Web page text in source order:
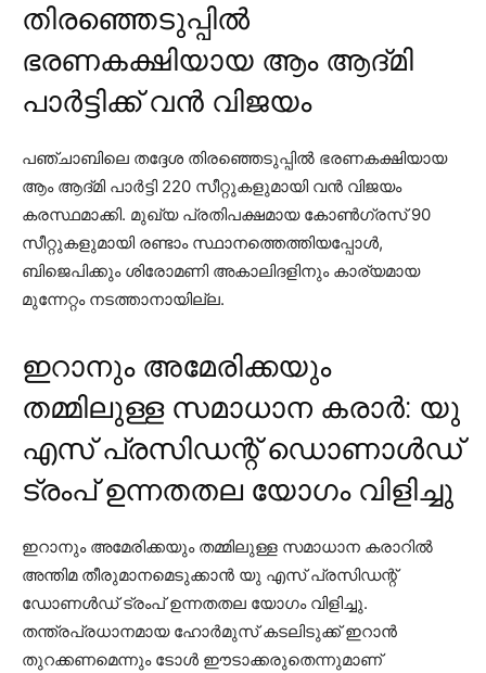
തിരഞ്ഞെടുപ്പില്‍
ഭരണകക്ഷിയായ ആം ആദ്മി
പാര്‍ട്ടിക്ക് വന്‍ വിജയം
പഞ്ചാബിലെ തദ്ദേശ തിരഞ്ഞെടുപ്പില്‍ ഭരണകക്ഷിയായ
ആം ആദ്മി പാര്‍ട്ടി 220 സീറ്റുകളുമായി വന്‍ വിജയം
കരസ്ഥമാക്കി. മുഖ്യ പ്രതിപക്ഷമായ കോണ്‍ഗ്രസ് 90
സീറ്റുകളുമായി രണ്ടാം സ്ഥാനത്തെത്തിയപ്പോൾ,
ബിജെപിക്കും ശിരോമണി അകാലിദളിനും കാര്യമായ
മുന്നേറ്റം നടത്താനായില്ല.
ഇറാനും അമേരിക്കയും
തമ്മിലുള്ള സമാധാന കരാര്‍: യു
എസ് പ്രസിഡന്റ് ഡൊണാള്‍ഡ്
ട്രംപ് ഉന്നതതല യോഗം വിളിച്ചു
ഇറാനും അമേരിക്കയും തമ്മിലുള്ള സമാധാന കരാറില്‍
അന്തിമ തീരുമാനമെടുക്കാന്‍ യു എസ് പ്രസിഡന്റ്
ഡോണള്‍ഡ് ട്രംപ് ഉന്നതതല യോഗം വിളിച്ചു.
തന്ത്രപ്രധാനമായ ഹോര്‍മുസ് കടലിടുക്ക് ഇറാന്‍
തുറക്കണമെന്നും ടോള്‍ ഈടാക്കരുതെന്നുമാണ്